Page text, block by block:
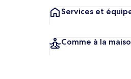
Services et
Comme à la